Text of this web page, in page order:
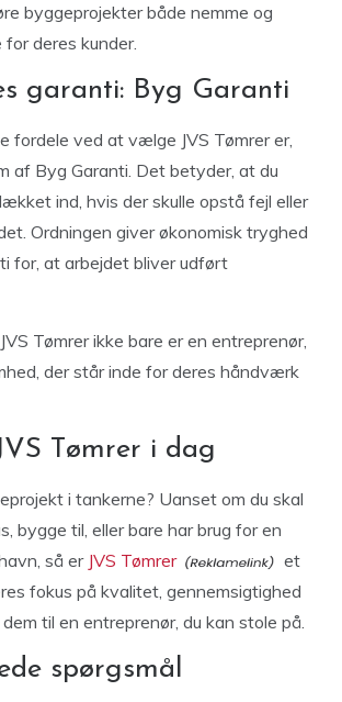
byggeprojekter både nemme og
deres kunder.
garanti: Byg Garanti
fordele ved at vælge JVS Tømrer er,
af Byg Garanti. Det betyder, at du
ind, hvis der skulle opstå fejl eller
Ordningen giver økonomisk tryghed
for, at arbejdet bliver udført
Tømrer ikke bare er en entreprenør,
der står inde for deres håndværk
Tømrer i dag
i tankerne? Uanset om du skal
bygge til, eller bare har brug for en
så er JVS Tømrer
et
fokus på kvalitet, gennemsigtighed
til en entreprenør, du kan stole på.
spørgsmål